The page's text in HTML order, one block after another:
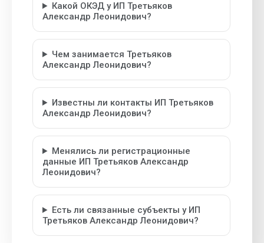
Какой ОКЭД у ИП Третьяков
Александр Леонидович?
Чем занимается Третьяков
Александр Леонидович?
Известны ли контакты ИП Третьяков
Александр Леонидович?
Менялись ли регистрационные
данные ИП Третьяков Александр
Леонидович?
Есть ли связанные субъекты у ИП
Третьяков Александр Леонидович?